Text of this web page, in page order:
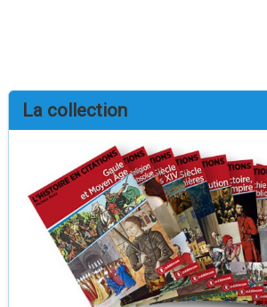
La collection